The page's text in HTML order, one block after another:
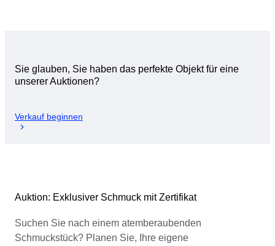
Sie glauben, Sie haben das perfekte Objekt für eine
unserer Auktionen?
Verkauf beginnen
Auktion: Exklusiver Schmuck mit Zertifikat
Suchen Sie nach einem atemberaubenden
Schmuckstück? Planen Sie, Ihre eigene